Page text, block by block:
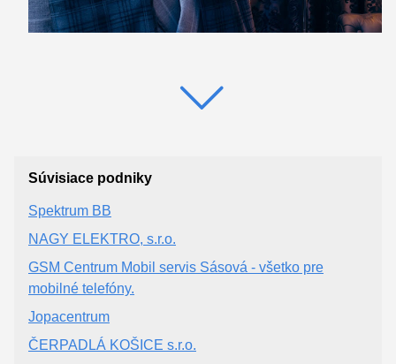
Súvisiace podniky
Spektrum BB
NAGY ELEKTRO, s.r.o.
GSM Centrum Mobil servis Sásová - všetko pre
mobilné telefóny.
Jopacentrum
ČERPADLÁ KOŠICE s.r.o.